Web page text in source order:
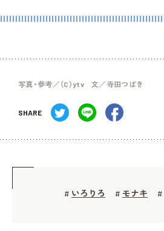
写真・参考／（C）ytv 文／寺田つばき
SHARE
# いろりろ # モナキ #